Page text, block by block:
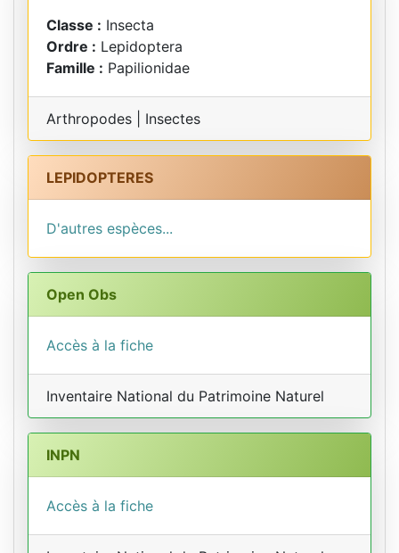
Classe : Insecta
Ordre : Lepidoptera
Famille : Papilionidae
Arthropodes | Insectes
LEPIDOPTERES
D'autres espèces...
Open Obs
Accès à la fiche
Inventaire National du Patrimoine Naturel
INPN
Accès à la fiche